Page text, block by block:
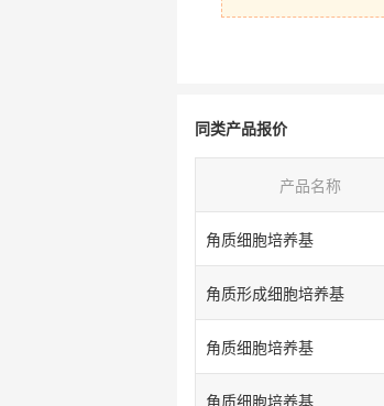
同类产品报价
产品名称
角质细胞培养基
角质形成细胞培养基
角质细胞培养基
角质细胞培养基